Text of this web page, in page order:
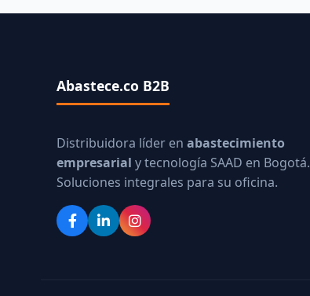
Abastece.co B2B
Distribuidora líder en abastecimiento
empresarial y tecnología SAAD en Bogotá.
Soluciones integrales para su oficina.